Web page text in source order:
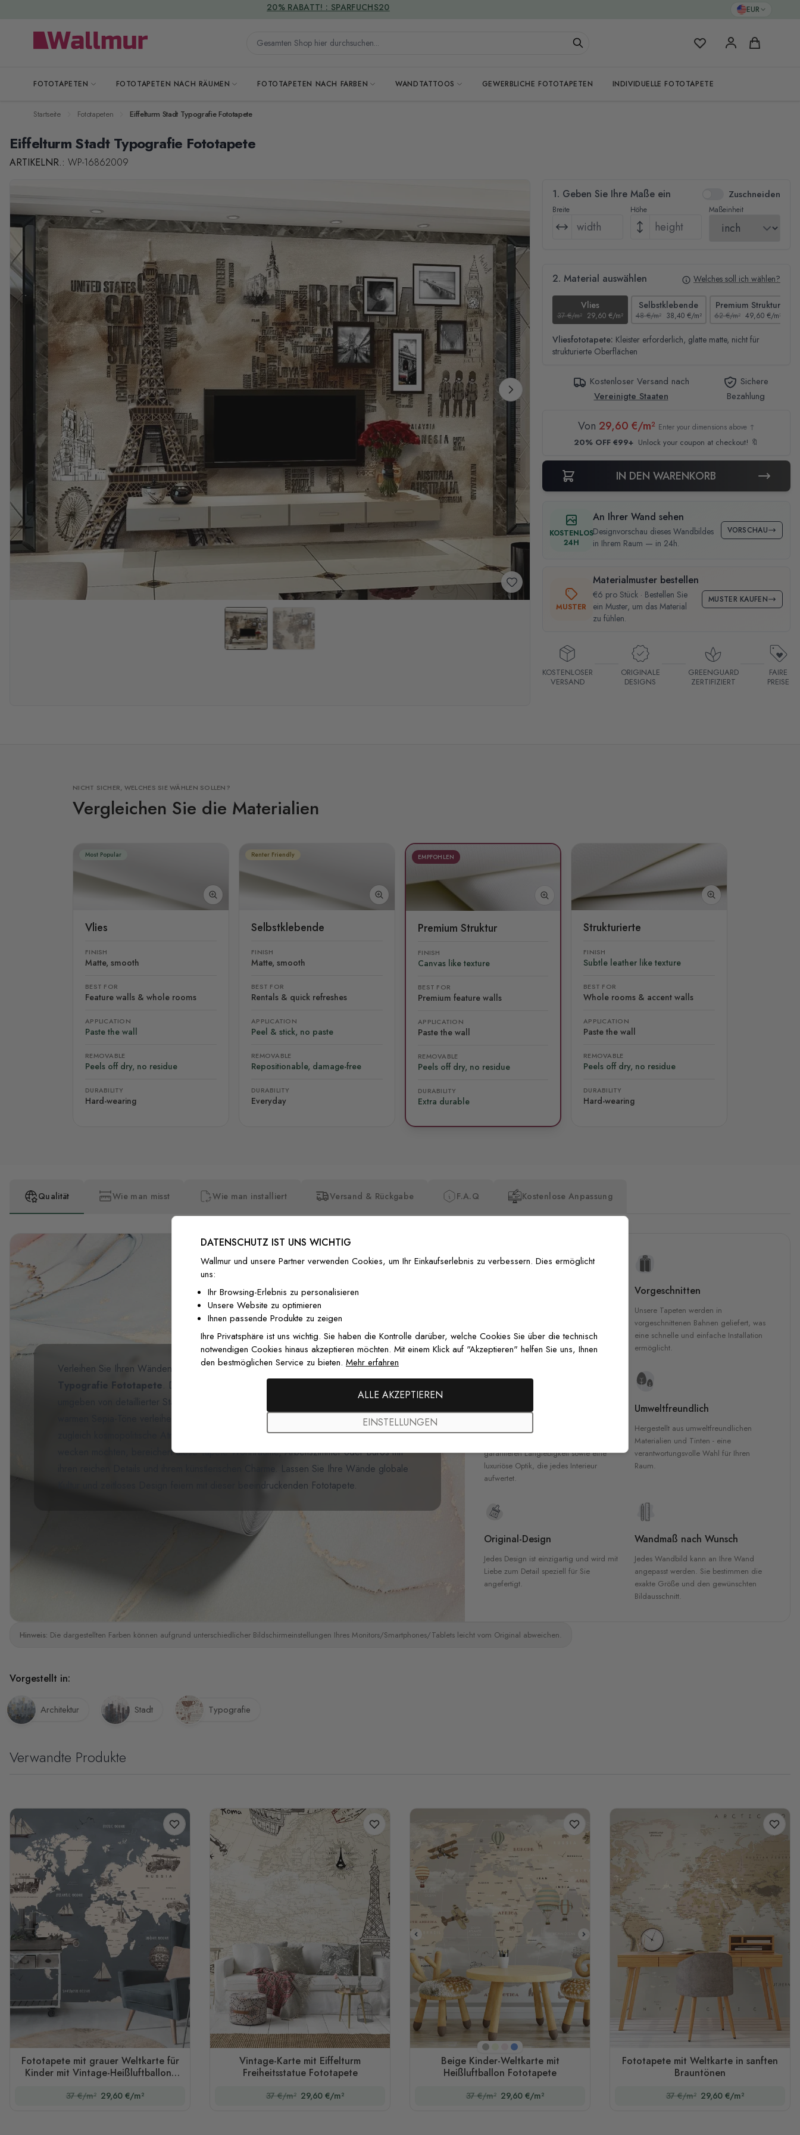
EUR
Gesamten Shop hier durchsuchen... Meine FavoritenWarenkorb
FOTOTAPETEN FOTOTAPETEN NACH RÄUMEN FOTOTAPETEN NACH FARBEN WANDTATTOOS GEWERBLICHE FOTOTAPETEN INDIVIDUELLE FOTOTAPETE
VERSANDKOSTENFREI
Startseite Fototapeten Eiffelturm Stadt Typografie Fototapete
Eiffelturm Stadt Typografie Fototapete
ARTIKELNR.: WP-16862009
1. Geben Sie Ihre Maße ein Zuschneiden
Breite Höhe Maßeinheit
2. Material auswählen Welches soll ich wählen?
Vlies
37 €/m² 29,60 €/m²
Selbstklebende
48 €/m² 38,40 €/m²
Premium Struktur
62 €/m² 49,60 €/m²
Vliesfototapete: Kleister erforderlich, glatte matte, nicht für
strukturierte Oberflächen
Kostenloser Versand nach
Vereinigte Staaten
Sichere
Bezahlung
Von 29,60 €/m² Enter your dimensions above ↑
20% OFF €99+ Unlock your coupon at checkout! 🔖
IN DEN WARENKORB
KOSTENLOS
24H
An Ihrer Wand sehen
Designvorschau dieses Wandbildes
in Ihrem Raum — in 24h.
VORSCHAU
MUSTER
Materialmuster bestellen
€6 pro Stück · Bestellen Sie
ein Muster, um das Material
zu fühlen.
MUSTER KAUFEN
KOSTENLOSER
VERSAND
ORIGINALE
DESIGNS
GREENGUARD
ZERTIFIZIERT
FAIRE
PREISE
NICHT SICHER, WELCHES SIE WÄHLEN SOLLEN?
Vergleichen Sie die Materialien
Most Popular
Vlies
FINISH
Matte, smooth
BEST FOR
Feature walls & whole rooms
APPLICATION
Paste the wall
REMOVABLE
Peels off dry, no residue
DURABILITY
Hard-wearing
Renter Friendly
Selbstklebende
FINISH
Matte, smooth
BEST FOR
Rentals & quick refreshes
APPLICATION
Peel & stick, no paste
REMOVABLE
Repositionable, damage-free
DURABILITY
Everyday
EMPFOHLEN
Premium Struktur
FINISH
Canvas like texture
BEST FOR
Premium feature walls
APPLICATION
Paste the wall
REMOVABLE
Peels off dry, no residue
DURABILITY
Extra durable
Strukturierte
FINISH
Subtle leather like texture
BEST FOR
Whole rooms & accent walls
APPLICATION
Paste the wall
REMOVABLE
Peels off dry, no residue
DURABILITY
Hard-wearing
Qualität Wie man misst Wie man installiert Versand & Rückgabe F.A.Q Kostenlose Anpassung
Verleihen Sie Ihren Wänden eine weltgewandte Raffinesse mit derEiffelturm Stadt
Typografie Fototapete. Dieses fesselnde Design zeigt den ikonischen Eiffelturm,
umgeben von detaillierter Stadt-Typografie und Skizzen berühmter Wahrzeichen. Die
Eleganz und schaffen eine gemütliche, aber
zugleich kosmopolitische Atmosphäre. Perfekt für Reisefans oder alle, die Fernweh
wecken möchten, bereichert diese Tapete Wohnräume, Arbeitszimmer oder Büros mit
ihren reichen Details und ihrem künstlerischen Charme. Lassen Sie Ihre Wände globale
Kultur und zeitloses Design feiern mit dieser beeindruckenden Fototapete.
zertifizierten Tinten für garantierte
Sicherheit in Innenräumen.
Vorgeschnitten
Unsere Tapeten werden in
vorgeschnittenen Bahnen geliefert, was
eine schnelle und einfache Installation
ermöglicht.
Hochwertige Materialien
garantieren Langlebigkeit sowie eine
luxuriöse Optik, die jedes Interieur
aufwertet.
Umweltfreundlich
Hergestellt aus umweltfreundlichen
Materialien und Tinten - eine
verantwortungsvolle Wahl für Ihren
Raum.
Original-Design
Jedes Design ist einzigartig und wird mit
Liebe zum Detail speziell für Sie
angefertigt.
Wandmaß nach Wunsch
Jedes Wandbild kann an Ihre Wand
angepasst werden. Sie bestimmen die
exakte Größe und den gewünschten
Bildausschnitt.
Hinweis: Die dargestellten Farben können aufgrund unterschiedlicher Bildschirmeinstellungen Ihres Monitors/Smartphones/Tablets leicht vom Original abweichen.
Vorgestellt in:
Architektur Stadt Typografie
Verwandte Produkte
Fototapete mit grauer Weltkarte für
Kinder mit Vintage-Heißluftballons
37 €/m² 29,60 €/m²
Vintage-Karte mit Eiffelturm
Freiheitsstatue Fototapete
37 €/m² 29,60 €/m²
BeigeMintgrün
Rosa
Blau
Beige Kinder-Weltkarte mit
Heißluftballon Fototapete
37 €/m² 29,60 €/m²
Fototapete mit Weltkarte in sanften
Brauntönen
37 €/m² 29,60 €/m²
DATENSCHUTZ IST UNS WICHTIG
Wallmur und unsere Partner verwenden Cookies, um Ihr Einkaufserlebnis zu verbessern. Dies ermöglicht
uns:
Ihr Browsing-Erlebnis zu personalisieren
Unsere Website zu optimieren
Ihnen passende Produkte zu zeigen
Ihre Privatsphäre ist uns wichtig. Sie haben die Kontrolle darüber, welche Cookies Sie über die technisch
notwendigen Cookies hinaus akzeptieren möchten. Mit einem Klick auf "Akzeptieren" helfen Sie uns, Ihnen
den bestmöglichen Service zu bieten. Mehr erfahren
ALLE AKZEPTIEREN
EINSTELLUNGEN